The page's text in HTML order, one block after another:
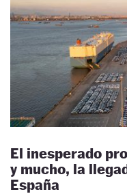
El inesperado
y mucho, la
España